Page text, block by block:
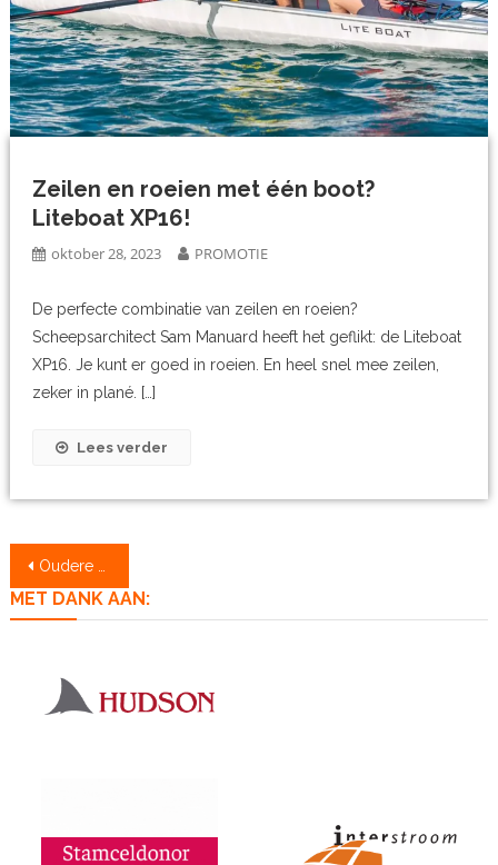
Zeilen en roeien met één boot?
Liteboat XP16!
oktober 28, 2023 PROMOTIE
De perfecte combinatie van zeilen en roeien?
Scheepsarchitect Sam Manuard heeft het geflikt: de Liteboat
XP16. Je kunt er goed in roeien. En heel snel mee zeilen,
zeker in plané. […]
Lees verder
Berichtennavigatie
Oudere berichten
MET DANK AAN: